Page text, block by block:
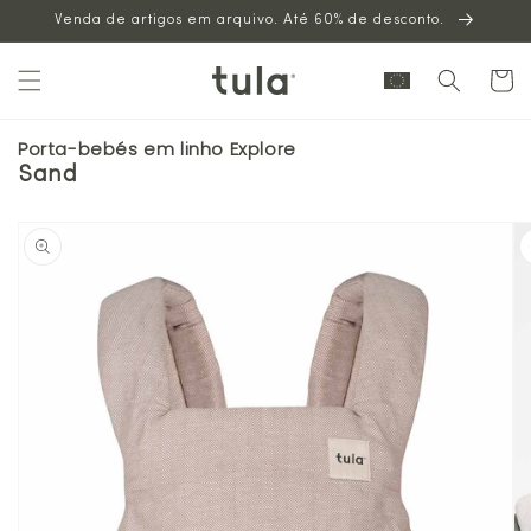
para o
Venda de artigos em arquivo. Até 60% de desconto.
Carrinho
Porta-bebés em linho Explore
Sand
Saltar para
informação